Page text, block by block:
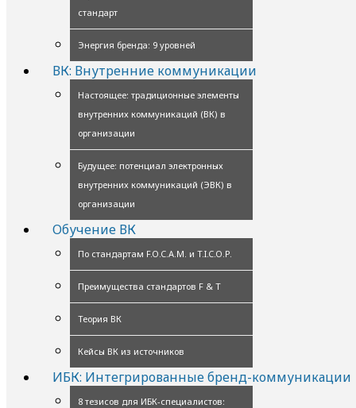
стандарт
Энергия бренда: 9 уровней
ВК: Внутренние коммуникации
Настоящее: традиционные элементы
внутренних коммуникаций (ВК) в
организации
Будущее: потенциал электронных
внутренних коммуникаций (ЭВК) в
организации
Обучение ВК
По стандартам F.O.C.A.M. и T.I.C.O.P.
Преимущества стандартов F & T
Теория ВК
Кейсы ВК из источников
ИБК: Интегрированные бренд-коммуникации
8 тезисов для ИБК-специалистов: